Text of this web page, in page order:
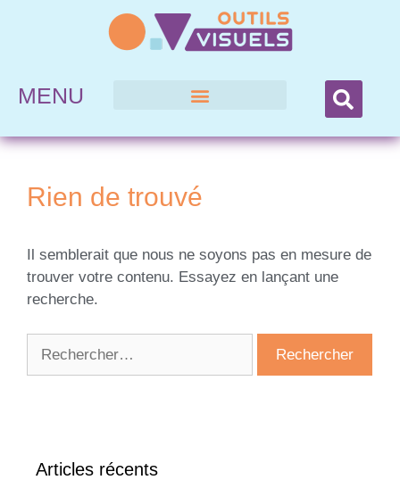
MENU
Rien de trouvé
Il semblerait que nous ne soyons pas en mesure de
trouver votre contenu. Essayez en lançant une
recherche.
Articles récents